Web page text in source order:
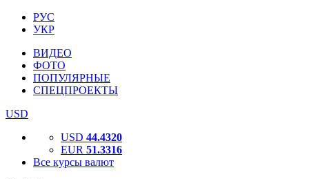
РУС
УКР
ВИДЕО
ФОТО
ПОПУЛЯРНЫЕ
СПЕЦПРОЕКТЫ
USD
USD 44.4320
EUR 51.3316
Все курсы валют